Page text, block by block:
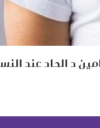
د الحاد عند